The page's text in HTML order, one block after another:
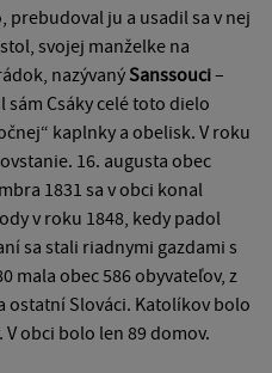
ju a usadil sa v nej
svojej manželke na
nazývanýSanssouci–
sám Csáky celé toto dielo
kaplnky a obelisk. V roku
16. augusta obec
1831 sa v obci konal
v roku 1848, kedy padol
sa stali riadnymi gazdami s
mala obec 586 obyvateľov, z
ostatní Slováci. Katolíkov bolo
V obci bolo len 89 domov.